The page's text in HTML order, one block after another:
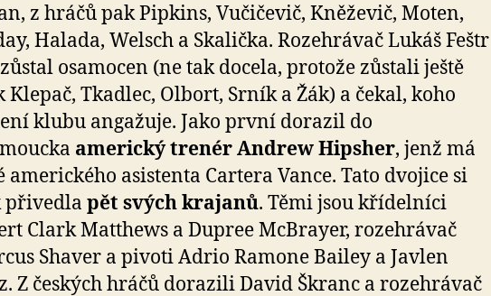
z hráčů pak Pipkins, Vučičevič, Kněževič, Moten,
Halada, Welsch a Skalička. Rozehrávač Lukáš Feštr
osamocen (ne tak docela, protože zůstali ještě
Klepač, Tkadlec, Olbort, Srník a Žák) a čekal, koho
klubu angažuje. Jako první dorazil do
americký trenér Andrew Hipsher, jenž má
amerického asistenta Cartera Vance. Tato dvojice si
přivedla pět svých krajanů. Těmi jsou křídelníci
Clark Matthews a Dupree McBrayer, rozehrávač
Shaver a pivoti Adrio Ramone Bailey a Javlen
Z českých hráčů dorazili David Škranc a rozehrávač